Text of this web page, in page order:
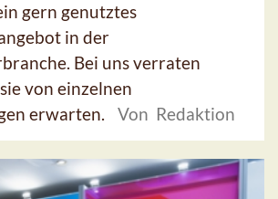
gern genutztes
in der
Bei uns verraten
von einzelnen
erwarten.
Von Redaktion